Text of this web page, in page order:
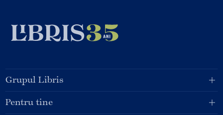
Grupul Libris
Pentru tine